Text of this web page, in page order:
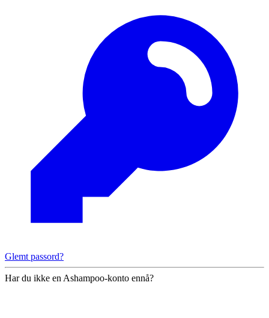
Glemt passord?
Har du ikke en Ashampoo-konto ennå?